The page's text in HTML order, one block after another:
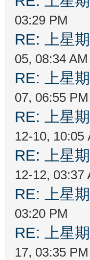
03:29 PM
RE: 上星
05, 08:34 AM
RE: 上星
07, 06:55 PM
RE: 上星
12-10, 10:05
RE: 上星
12-12, 03:37
RE: 上星
03:20 PM
RE: 上星
17, 03:35 PM